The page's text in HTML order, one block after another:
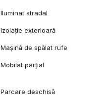
Iluminat stradal
Izolație exterioară
Mașină de spălat rufe
Mobilat parțial
Parcare deschisă